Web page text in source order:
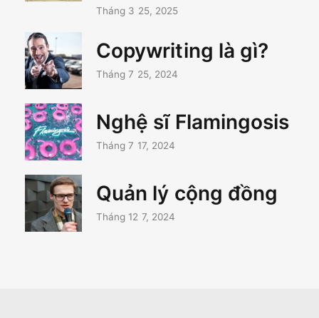
Tháng 3 25, 2025
Copywriting là gì?
Tháng 7 25, 2024
Nghệ sĩ Flamingosis
Tháng 7 17, 2024
Quản lý cộng đồng
Tháng 12 7, 2024